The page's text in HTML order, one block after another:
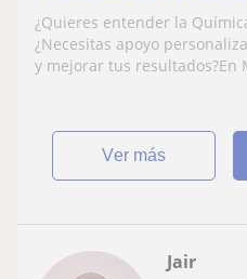
Y DOMINA LA
¿Quieres entender la
¿Necesitas apoyo
y mejorar tus resultados?En
ver más
Jair